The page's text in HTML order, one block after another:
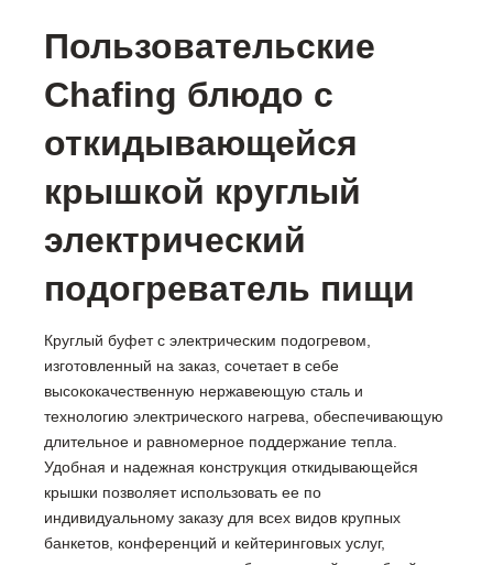
Пользовательские
Chafing блюдо с
откидывающейся
крышкой круглый
электрический
подогреватель пищи
Круглый буфет с электрическим подогревом,
изготовленный на заказ, сочетает в себе
высококачественную нержавеющую сталь и
технологию электрического нагрева, обеспечивающую
длительное и равномерное поддержание тепла.
Удобная и надежная конструкция откидывающейся
крышки позволяет использовать ее по
индивидуальному заказу для всех видов крупных
банкетов, конференций и кейтеринговых услуг,